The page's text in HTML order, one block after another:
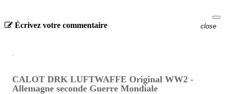
Écrivez votre commentaire close
CALOT DRK LUFTWAFFE Original WW2 -
Allemagne seconde Guerre Mondiale